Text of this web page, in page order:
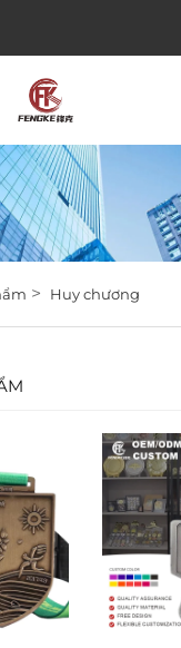
> Huy chương